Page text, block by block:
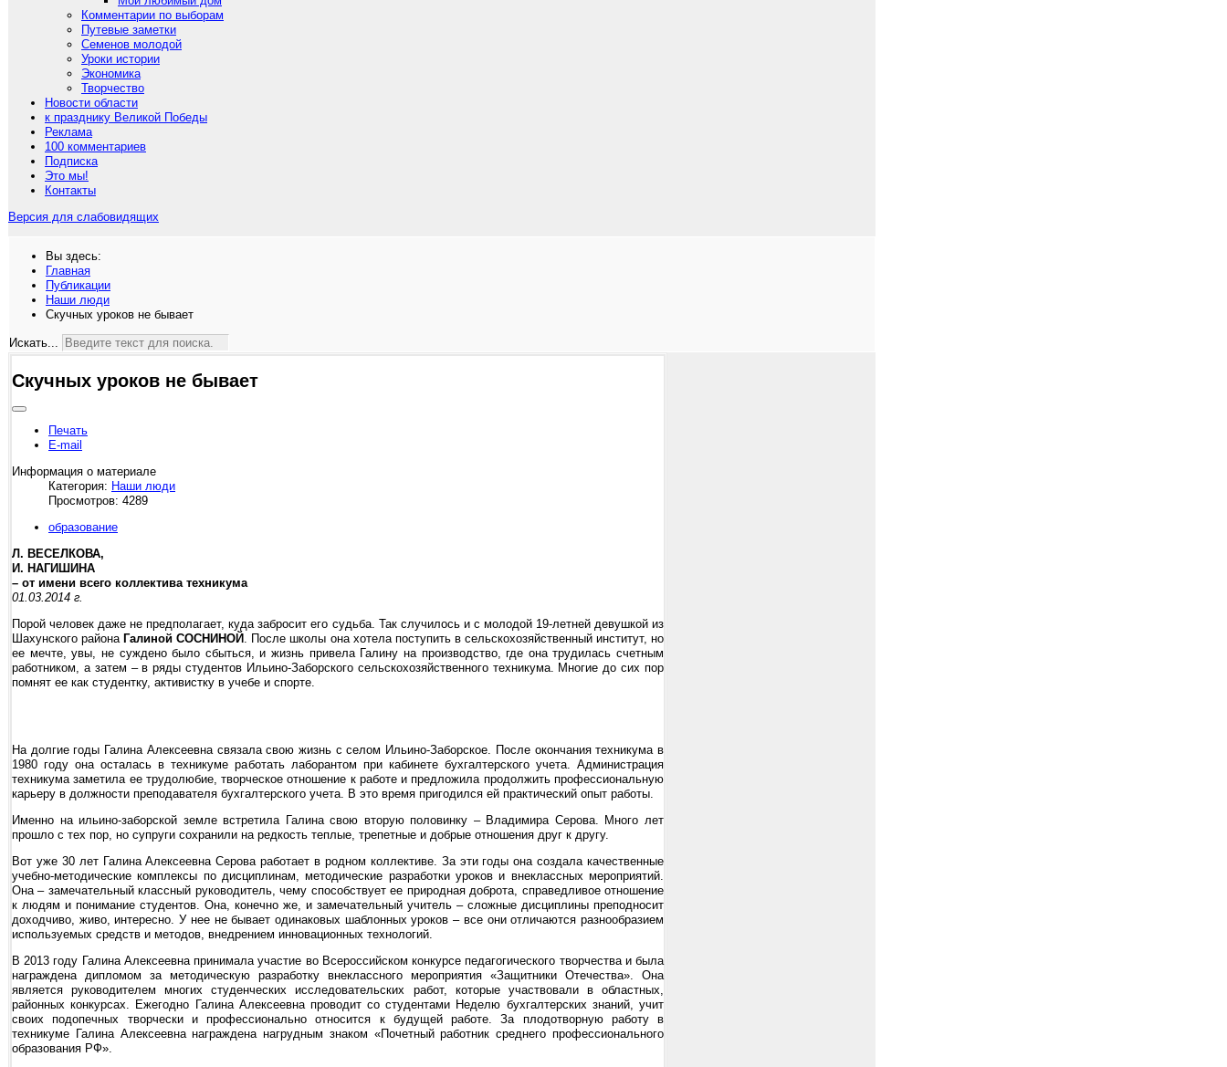
Комментарии по выборам
Путевые заметки
Семенов молодой
Уроки истории
Экономика
Творчество
Новости области
к празднику Великой Победы
Реклама
100 комментариев
Подписка
Это мы!
Контакты
Версия для слабовидящих
Вы здесь:
Главная
Публикации
Наши люди
Скучных уроков не бывает
Искать...
Скучных уроков не бывает
Печать
E-mail
Информация о материале
Категория: Наши люди
Просмотров: 4289
образование
Л. ВЕСЕЛКОВА,
И. НАГИШИНА
– от имени всего коллектива техникума
01.03.2014 г.
Порой человек даже не предполагает, куда забросит его судьба. Так случилось и с молодой 19-летней девушкой из
Шахунского района Галиной СОСНИНОЙ . После школы она хотела поступить в сельскохозяйственный институт, но
ее мечте, увы, не суждено было сбыться, и жизнь привела Галину на производство, где она трудилась счетным
работником, а затем – в ряды студентов Ильино-Заборского сельскохозяйственного техникума. Многие до сих пор
помнят ее как студентку, активистку в учебе и спорте.
На долгие годы Галина Алексеевна связала свою жизнь с селом Ильино-Заборское. После окончания техникума в
1980 году она осталась в техникуме работать лаборантом при кабинете бухгалтерского учета. Администрация
техникума заметила ее трудолюбие, творческое отношение к работе и предложила продолжить профессиональную
карьеру в должности преподавателя бухгалтерского учета. В это время пригодился ей практический опыт работы.
Именно на ильино-заборской земле встретила Галина свою вторую половинку – Владимира Серова. Много лет
прошло с тех пор, но супруги сохранили на редкость теплые, трепетные и добрые отношения друг к другу.
Вот уже 30 лет Галина Алексеевна Серова работает в родном коллективе. За эти годы она создала качественные
учебно-методические комплексы по дисциплинам, методические разработки уроков и внеклассных мероприятий.
Она – замечательный классный руководитель, чему способствует ее природная доброта, справедливое отношение
к людям и понимание студентов. Она, конечно же, и замечательный учитель – сложные дисциплины преподносит
доходчиво, живо, интересно. У нее не бывает одинаковых шаблонных уроков – все они отличаются разнообразием
используемых средств и методов, внедрением инновационных технологий.
В 2013 году Галина Алексеевна принимала участие во Всероссийском конкурсе педагогического творчества и была
награждена дипломом за методическую разработку внеклассного мероприятия «Защитники Отечества». Она
является руководителем многих студенческих исследовательских работ, которые участвовали в областных,
районных конкурсах. Ежегодно Галина Алексеевна проводит со студентами Неделю бухгалтерских знаний, учит
своих подопечных творчески и профессионально относится к будущей работе. За плодотворную работу в
техникуме Галина Алексеевна награждена нагрудным знаком «Почетный работник среднего профессионального
образования РФ».